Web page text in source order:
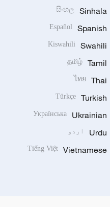
Sinhala
සිංහල
Spanish
Español
Swahili
Kiswahili
Tamil
தமிழ்
Thai
ไทย
Turkish
Türkçe
Ukrainian
Українська
Urdu اردو
Vietnamese
Tiếng Việt